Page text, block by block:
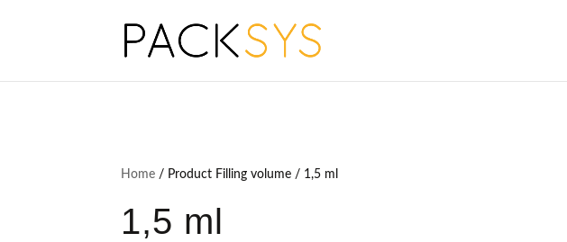
Home / Product Filling volume / 1,5 ml
1,5 ml